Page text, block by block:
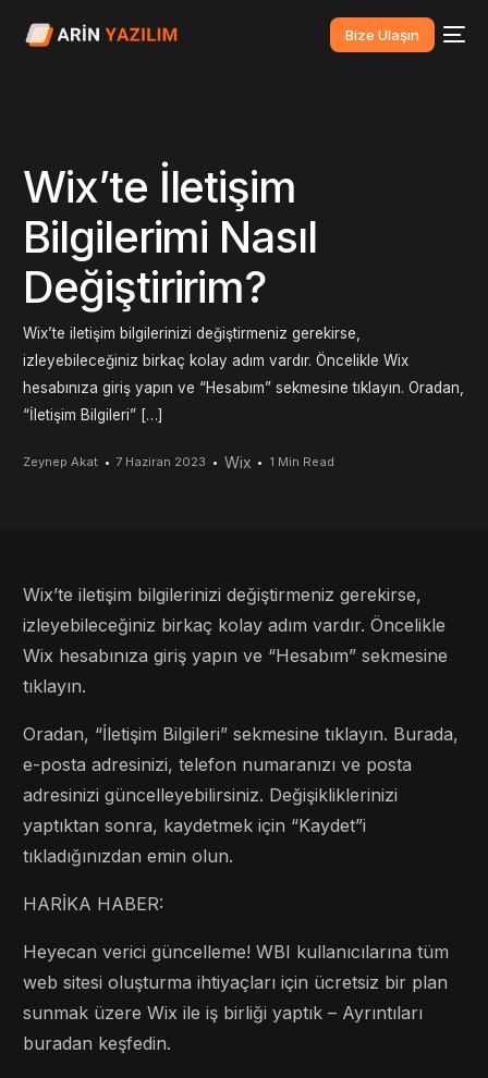
Bize Ulaşın
Wix’te İletişim
Bilgilerimi Nasıl
Değiştiririm?
Wix’te iletişim bilgilerinizi değiştirmeniz gerekirse,
izleyebileceğiniz birkaç kolay adım vardır. Öncelikle Wix
hesabınıza giriş yapın ve “Hesabım” sekmesine tıklayın. Oradan,
“İletişim Bilgileri” […]
Zeynep Akat 7 Haziran 2023 Wix 1 Min Read
Wix’te iletişim bilgilerinizi değiştirmeniz gerekirse,
izleyebileceğiniz birkaç kolay adım vardır. Öncelikle
Wix hesabınıza giriş yapın ve “Hesabım” sekmesine
tıklayın.
Oradan, “İletişim Bilgileri” sekmesine tıklayın. Burada,
e-posta adresinizi, telefon numaranızı ve posta
adresinizi güncelleyebilirsiniz. Değişikliklerinizi
yaptıktan sonra, kaydetmek için “Kaydet”i
tıkladığınızdan emin olun.
HARİKA HABER:
Heyecan verici güncelleme! WBI kullanıcılarına tüm
web sitesi oluşturma ihtiyaçları için ücretsiz bir plan
sunmak üzere Wix ile iş birliği yaptık – Ayrıntıları
buradan keşfedin.